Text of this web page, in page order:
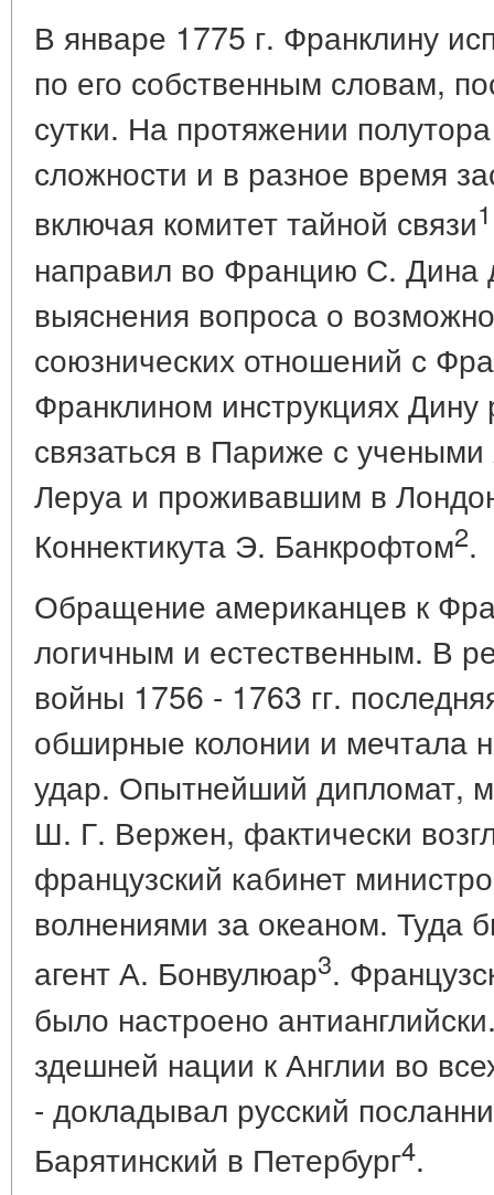
В январе 1775 г. Франклину
по его собственным словам,
сутки. На протяжении
сложности и в разное время
включая комитет тайной связи1
направил во Францию С. Дина
выяснения вопроса о
союзнических отношений с
Франклином инструкциях
связаться в Париже с
Леруа и проживавшим в
Коннектикута Э. Банкрофтом2.
Обращение американцев к
логичным и естественным. В
войны 1756 - 1763 гг.
обширные колонии и мечтала
удар. Опытнейший дипломат,
Ш. Г. Вержен, фактически
французский кабинет
волнениями за океаном. Туда
агент А. Бонвулюар3.
было настроено
здешней нации к Англии во
- докладывал русский
Барятинский в Петербург4.